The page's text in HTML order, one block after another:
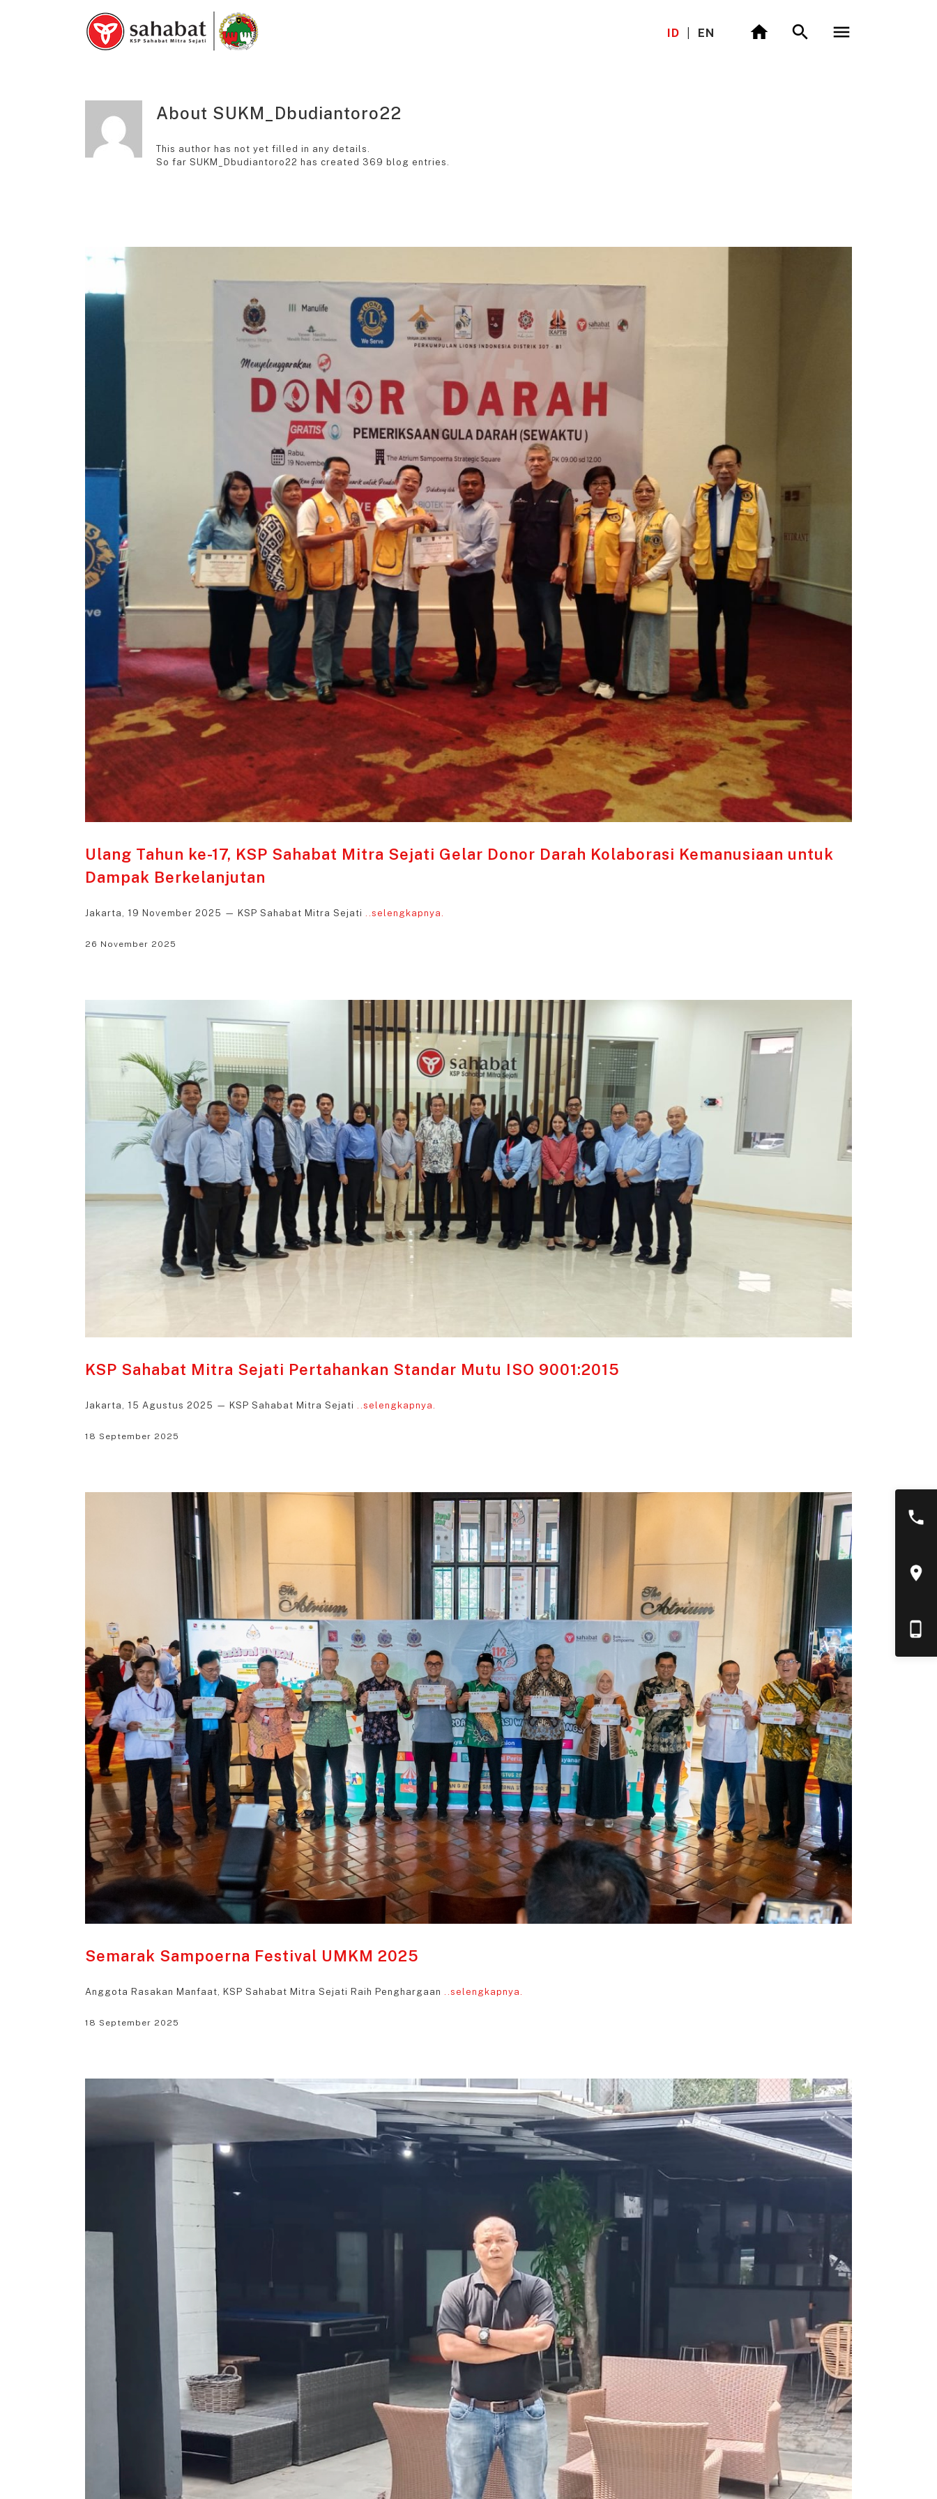
ID EN
About SUKM_Dbudiantoro22
This author has not yet filled in any details.
So far SUKM_Dbudiantoro22 has created 369 blog entries.
Ulang Tahun ke-17, KSP Sahabat Mitra Sejati Gelar Donor Darah Kolaborasi Kemanusiaan untuk
Dampak Berkelanjutan
Jakarta, 19 November 2025 — KSP Sahabat Mitra Sejati ..selengkapnya.
26 November 2025
KSP Sahabat Mitra Sejati Pertahankan Standar Mutu ISO 9001:2015
Jakarta, 15 Agustus 2025 — KSP Sahabat Mitra Sejati ..selengkapnya.
18 September 2025
Semarak Sampoerna Festival UMKM 2025
Anggota Rasakan Manfaat, KSP Sahabat Mitra Sejati Raih Penghargaan ..selengkapnya.
18 September 2025